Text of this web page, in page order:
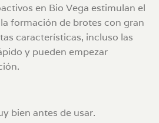
en Bio Vega estimulan el
formación de brotes con gran
características, incluso las
y pueden empezar
bien antes de usar.